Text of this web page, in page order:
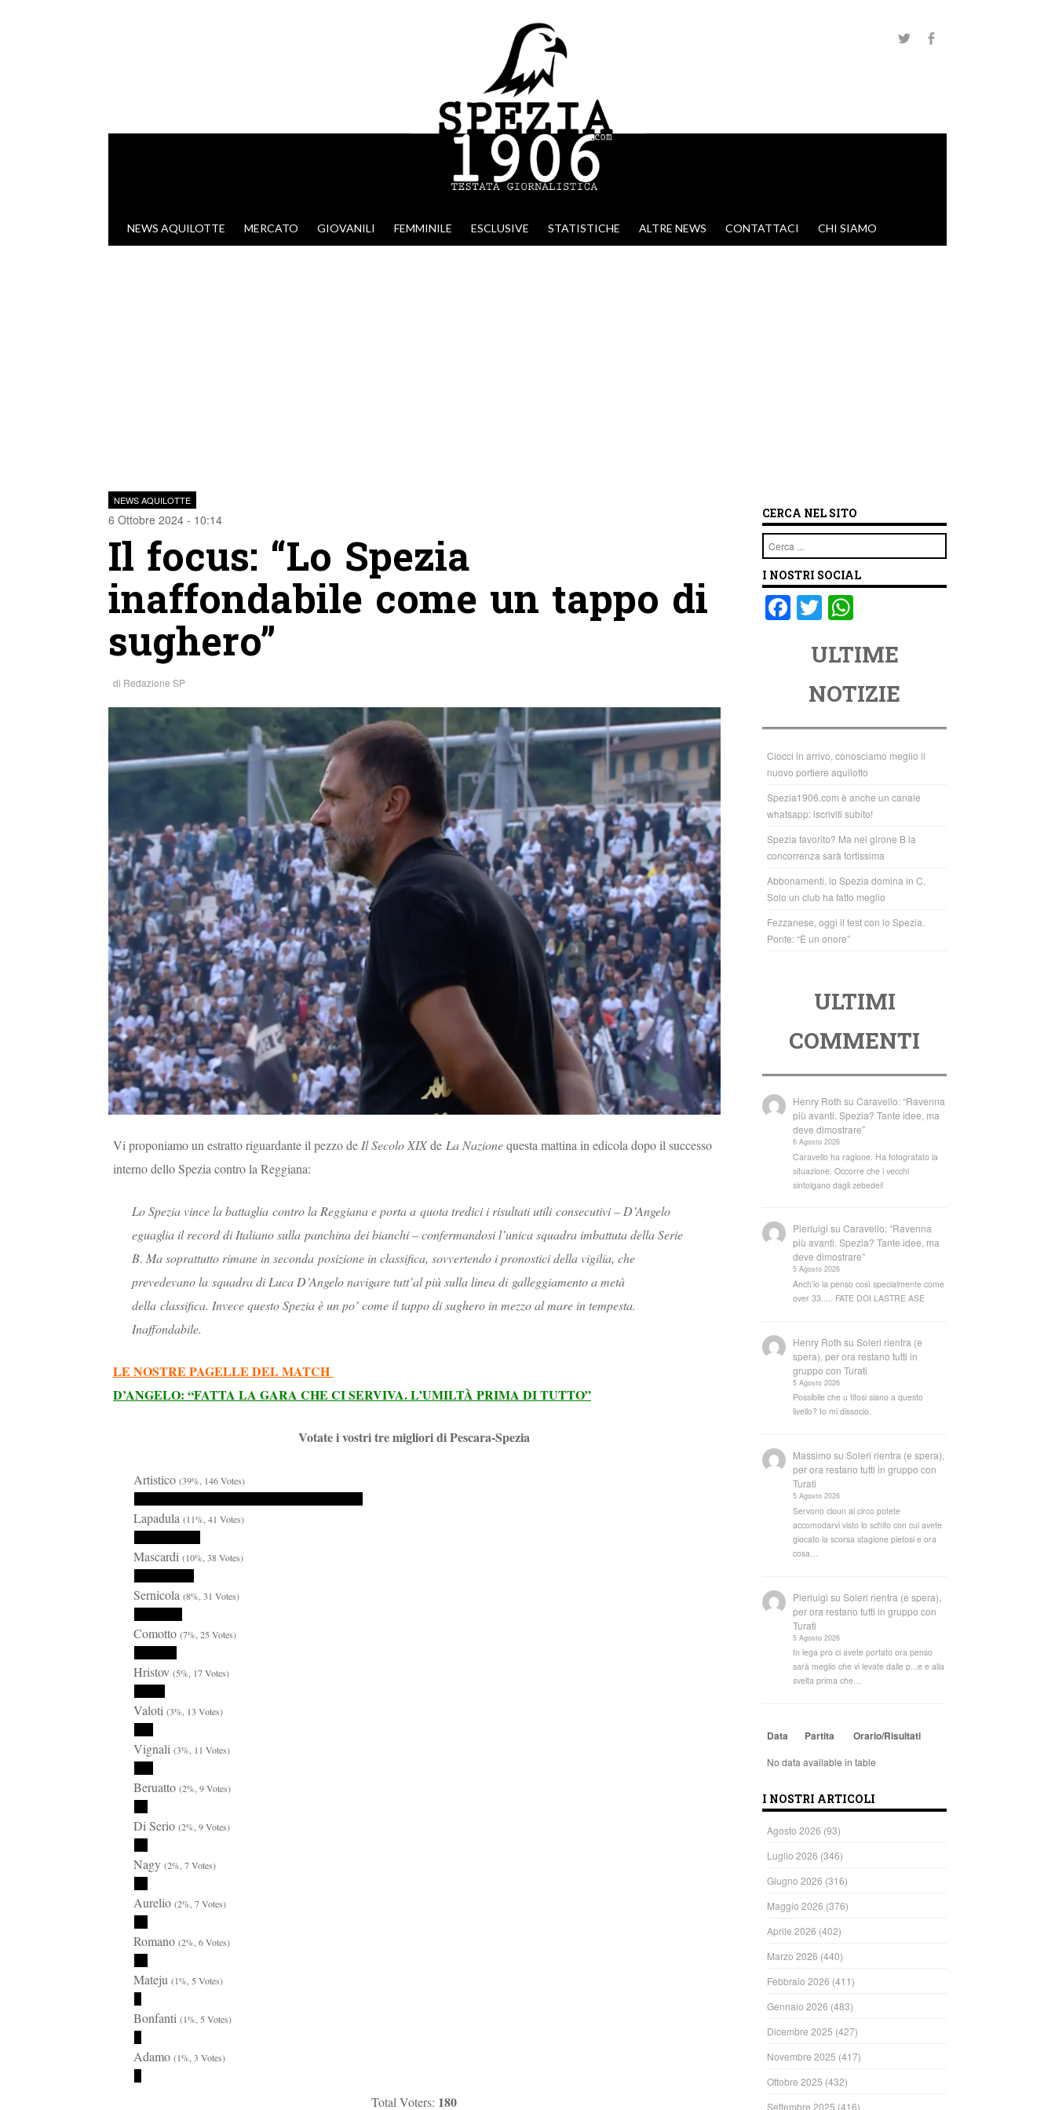
VAI AL CONTENUTO
NEWS AQUILOTTE MERCATO GIOVANILI FEMMINILE ESCLUSIVE STATISTICHE ALTRE NEWS CONTATTACI CHI SIAMO
NEWS AQUILOTTE
6 Ottobre 2024 - 10:14
Il focus: “Lo Spezia
inaffondabile come un tappo di
sughero”
di Redazione SP
Vi proponiamo un estratto riguardante il pezzo de Il Secolo XIXde La Nazionequesta mattina in edicola dopo il successo
interno dello Spezia contro la Reggiana:
Lo Spezia vince la battaglia contro la Reggiana e porta a quota tredici i risultati utili consecutivi – D’Angelo
eguaglia il record di Italiano sulla panchina dei bianchi – confermandosi l’unica squadra imbattuta della Serie
B. Ma soprattutto rimane in seconda posizione in classifica, sovvertendo i pronostici della vigilia, che
prevedevano la squadra di Luca D’Angelo navigare tutt’al più sulla linea di galleggiamento a metà
della classifica. Invece questo Spezia è un po’ come il tappo di sughero in mezzo al mare in tempesta.
Inaffondabile.
LE NOSTRE PAGELLE DEL MATCH
D’ANGELO: “FATTA LA GARA CHE CI SERVIVA. L’UMILTÀ PRIMA DI TUTTO”
Votate i vostri tre migliori di Pescara-Spezia
Artistico (39%, 146 Votes)
Lapadula (11%, 41 Votes)
Mascardi (10%, 38 Votes)
Sernicola (8%, 31 Votes)
Comotto (7%, 25 Votes)
Hristov (5%, 17 Votes)
Valoti (3%, 13 Votes)
Vignali (3%, 11 Votes)
Beruatto (2%, 9 Votes)
Di Serio (2%, 9 Votes)
Nagy (2%, 7 Votes)
Aurelio (2%, 7 Votes)
Romano (2%, 6 Votes)
Mateju (1%, 5 Votes)
Bonfanti (1%, 5 Votes)
Adamo (1%, 3 Votes)
Total Voters: 180
CERCA NEL SITO
Cerca
I NOSTRI SOCIAL
F
o
o
k
T
tt
er
at
s
A
p
p
ULTIME
NOTIZIE
Ciocci in arrivo, conosciamo meglio il
nuovo portiere aquilotto
Spezia1906.com è anche un canale
whatsapp: iscriviti subito!
Spezia favorito? Ma nel girone B la
concorrenza sarà fortissima
Abbonamenti, lo Spezia domina in C.
Solo un club ha fatto meglio
Fezzanese, oggi il test con lo Spezia.
Ponte: “È un onore”
ULTIMI
COMMENTI
Henry Roth suCaravello: “Ravenna
più avanti. Spezia? Tante idee, ma
deve dimostrare”
6 Agosto 2026
Caravello ha ragione. Ha fotografato la
situazione. Occorre che i vecchi
sintolgano dagli zebedei!
Pierluigi suCaravello: “Ravenna
più avanti. Spezia? Tante idee, ma
deve dimostrare”
5 Agosto 2026
Anch'io la penso così specialmente come
over 33..... FATE DOI LASTRE ASE
Henry Roth suSoleri rientra (e
spera), per ora restano tutti in
gruppo con Turati
5 Agosto 2026
Possibile che u tifosi siano a questo
livello? Io mi dissocio.
Massimo suSoleri rientra (e spera),
per ora restano tutti in gruppo con
Turati
5 Agosto 2026
Servono cloun al circo potete
accomodarvi visto lo schifo con cui avete
giocato la scorsa stagione pietosi e ora
cosa…
Pierluigi suSoleri rientra (e spera),
per ora restano tutti in gruppo con
Turati
5 Agosto 2026
In lega pro ci avete portato ora penso
sarà meglio che vi levate dalle p...e e alla
svelta prima che…
Data Partita Orario/Risultati
No data available in table
I NOSTRI ARTICOLI
Agosto 2026 (93)
Luglio 2026 (346)
Giugno 2026 (316)
Maggio 2026 (376)
Aprile 2026 (402)
Marzo 2026 (440)
Febbraio 2026 (411)
Gennaio 2026 (483)
Dicembre 2025 (427)
Novembre 2025 (417)
Ottobre 2025 (432)
Settembre 2025 (416)